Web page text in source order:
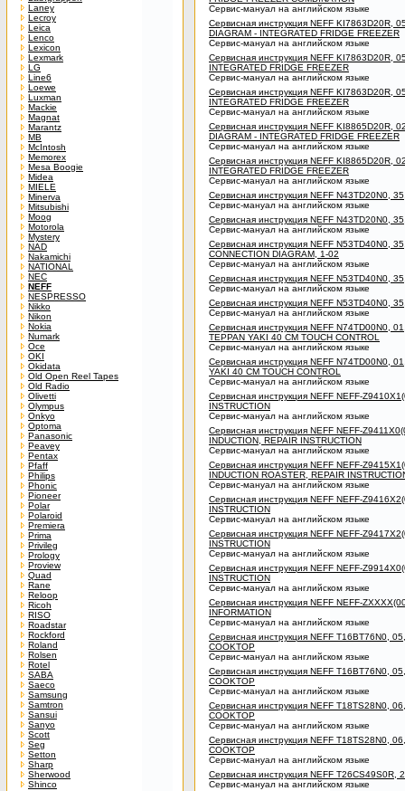
Laney
Lecroy
Leica
Lenco
Lexicon
Lexmark
LG
Line6
Loewe
Luxman
Mackie
Magnat
Marantz
MB
McIntosh
Memorex
Mesa Boogie
Midea
MIELE
Minerva
Mitsubishi
Moog
Motorola
Mystery
NAD
Nakamichi
NATIONAL
NEC
NEFF
NESPRESSO
Nikko
Nikon
Nokia
Numark
Oce
OKI
Okidata
Old Open Reel Tapes
Old Radio
Olivetti
Olympus
Onkyo
Optoma
Panasonic
Peavey
Pentax
Pfaff
Philips
Phonic
Pioneer
Polar
Polaroid
Premiera
Prima
Privileg
Prology
Proview
Quad
Rane
Reloop
Ricoh
RISO
Roadstar
Rockford
Roland
Rolsen
Rotel
SABA
Saeco
Samsung
Samtron
Sansui
Sanyo
Scott
Seg
Setton
Sharp
Sherwood
Shinco
Сервис-мануал на английском языке
Сервисная инструкция NEFF KI7863D20R,
DIAGRAM - INTEGRATED FRIDGE FREEZER
Сервис-мануал на английском языке
Сервисная инструкция NEFF KI7863D20R,
INTEGRATED FRIDGE FREEZER
Сервис-мануал на английском языке
Сервисная инструкция NEFF KI7863D20R,
INTEGRATED FRIDGE FREEZER
Сервис-мануал на английском языке
Сервисная инструкция NEFF KI8865D20R,
DIAGRAM - INTEGRATED FRIDGE FREEZER
Сервис-мануал на английском языке
Сервисная инструкция NEFF KI8865D20R,
INTEGRATED FRIDGE FREEZER
Сервис-мануал на английском языке
Сервисная инструкция NEFF N43TD20N0,
Сервис-мануал на английском языке
Сервисная инструкция NEFF N43TD20N0,
Сервис-мануал на английском языке
Сервисная инструкция NEFF N53TD40N0,
CONNECTION DIAGRAM, 1-02
Сервис-мануал на английском языке
Сервисная инструкция NEFF N53TD40N0,
Сервис-мануал на английском языке
Сервисная инструкция NEFF N53TD40N0,
Сервис-мануал на английском языке
Сервисная инструкция NEFF N74TD00N0,
TEPPAN YAKI 40 CM TOUCH CONTROL
Сервис-мануал на английском языке
Сервисная инструкция NEFF N74TD00N0,
YAKI 40 CM TOUCH CONTROL
Сервис-мануал на английском языке
Сервисная инструкция NEFF NEFF-
INSTRUCTION
Сервис-мануал на английском языке
Сервисная инструкция NEFF NEFF-
INDUCTION, REPAIR INSTRUCTION
Сервис-мануал на английском языке
Сервисная инструкция NEFF NEFF-
INDUCTION ROASTER, REPAIR
Сервис-мануал на английском языке
Сервисная инструкция NEFF NEFF-
INSTRUCTION
Сервис-мануал на английском языке
Сервисная инструкция NEFF NEFF-
INSTRUCTION
Сервис-мануал на английском языке
Сервисная инструкция NEFF NEFF-
INSTRUCTION
Сервис-мануал на английском языке
Сервисная инструкция NEFF NEFF-
INFORMATION
Сервис-мануал на английском языке
Сервисная инструкция NEFF T16BT76N0,
COOKTOP
Сервис-мануал на английском языке
Сервисная инструкция NEFF T16BT76N0,
COOKTOP
Сервис-мануал на английском языке
Сервисная инструкция NEFF T18TS28N0,
COOKTOP
Сервис-мануал на английском языке
Сервисная инструкция NEFF T18TS28N0,
COOKTOP
Сервис-мануал на английском языке
Сервисная инструкция NEFF T26CS49S0R,
Сервис-мануал на английском языке